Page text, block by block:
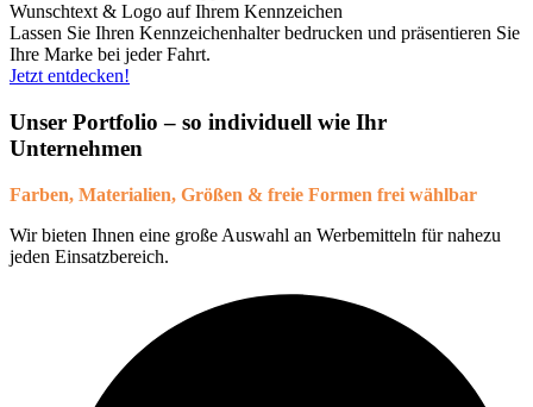
Wunschtext & Logo auf Ihrem Kennzeichen
Lassen Sie Ihren Kennzeichenhalter bedrucken und präsentieren Sie
Ihre Marke bei jeder Fahrt.
Jetzt entdecken!
Unser Portfolio – so individuell wie Ihr
Unternehmen
Farben, Materialien, Größen & freie Formen frei wählbar
Wir bieten Ihnen eine große Auswahl an Werbemitteln für nahezu
jeden Einsatzbereich.